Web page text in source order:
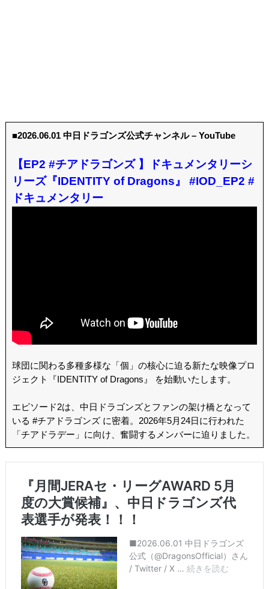
■2026.06.01 中日ドラゴンズ公式チャンネル – YouTube
【EP2 #チアドラゴンズ 】ドキュメンタリーシ
リーズ『IDENTITY of Dragons』 #IOD_EP2 #
ドキュメンタリー
球団に関わる多種多様な「個」の核心に迫る新たな映像プロ
ジェクト『IDENTITY of Dragons』 を始動いたします。
エピソード2は、中日ドラゴンズとファンの架け橋となって
いる #チアドラゴンズ に密着。2026年5月24日に行われた
「チアドラデー」に向け、奮闘するメンバーに迫りました。